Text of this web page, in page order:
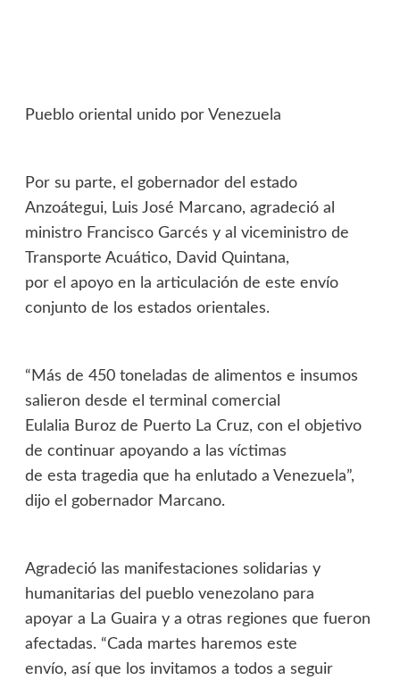
Pueblo oriental unido por Venezuela
Por su parte, el gobernador del estado
Anzoátegui, Luis José Marcano, agradeció al
ministro Francisco Garcés y al viceministro de
Transporte Acuático, David Quintana,
por el apoyo en la articulación de este envío
conjunto de los estados orientales.
“Más de 450 toneladas de alimentos e insumos
salieron desde el terminal comercial
Eulalia Buroz de Puerto La Cruz, con el objetivo
de continuar apoyando a las víctimas
de esta tragedia que ha enlutado a Venezuela”,
dijo el gobernador Marcano.
Agradeció las manifestaciones solidarias y
humanitarias del pueblo venezolano para
apoyar a La Guaira y a otras regiones que fueron
afectadas. “Cada martes haremos este
envío, así que los invitamos a todos a seguir